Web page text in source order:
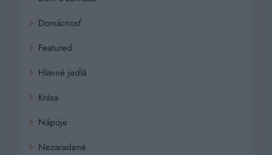
Domácnosť
Featured
Hlavné jedlá
Krása
Nápoje
Nezaradené